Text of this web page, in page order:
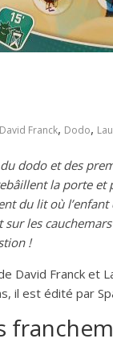
David Franck, Dodo,
du dodo et des
la porte et
du lit où
les
!
David Franck et
il est édité par